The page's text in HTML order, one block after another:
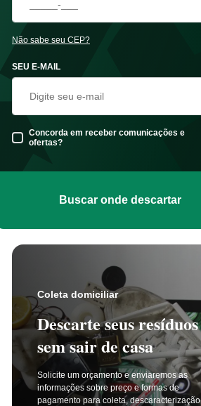
Não sabe seu CEP?
SEU E-MAIL
Concorda em receber comunicações e
ofertas?
Buscar onde descartar
Coleta domiciliar
Descarte seus resíduos
sem sair de casa
Solicite um orçamento e enviaremos as
informações sobre preço e formas de
pagamento para coleta, descaracterização